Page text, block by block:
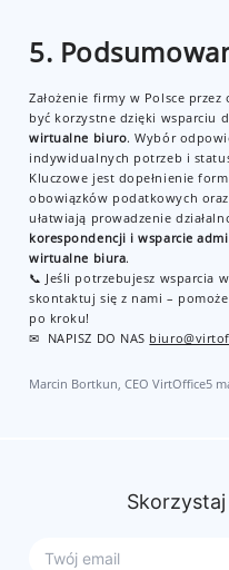
5.
Założenie firmy w Polsce
być korzystne dzięki wsparciu
wirtualne biuro. Wybór
indywidualnych potrzeb i
Kluczowe jest dopełnienie
obowiązków podatkowych
ułatwiają prowadzenie
korespondencji i wsparcie
wirtualne biura.
📞 Jeśli potrzebujesz wsparcia
skontaktuj się z nami –
po kroku!
✉ NAPISZ DO NAS
Marcin Bortkun, CEO VirtOffice5